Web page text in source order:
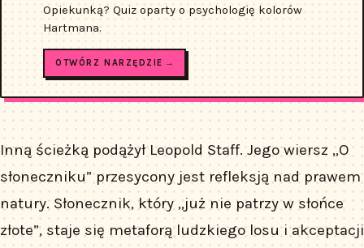
Opiekunką? Quiz oparty o psychologię kolorów
Hartmana.
OTWÓRZ NARZĘDZIE →
Inną ścieżką podążył Leopold Staff. Jego wiersz „O
słoneczniku” przesycony jest refleksją nad prawem
natury. Słonecznik, który „już nie patrzy w słońce
złote”, staje się metaforą ludzkiego losu i akceptacji